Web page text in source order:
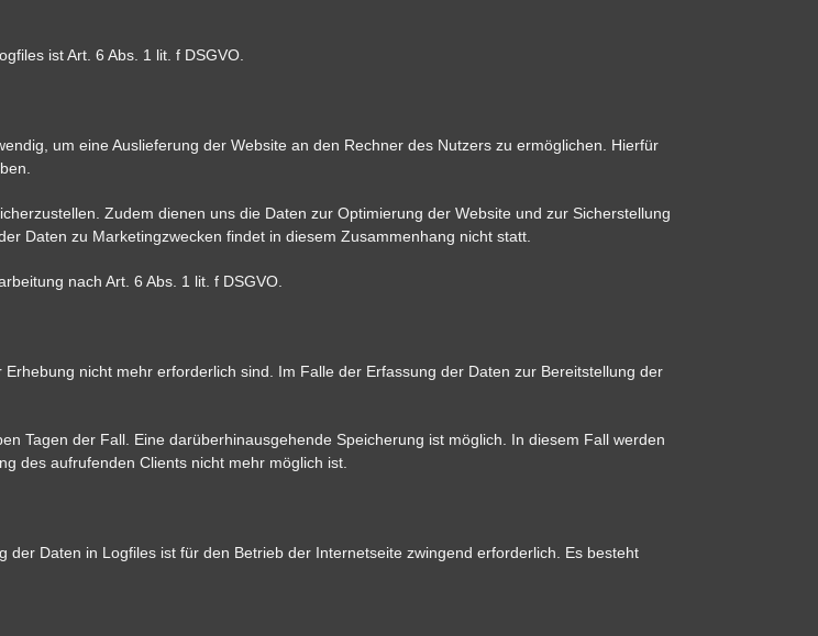
ist Art. 6 Abs. 1 lit. f DSGVO.
um eine Auslieferung der Website an den Rechner des Nutzers zu ermöglichen. Hierfür
Zudem dienen uns die Daten zur Optimierung der Website und zur Sicherstellung
Daten zu Marketingzwecken findet in diesem Zusammenhang nicht statt.
nach Art. 6 Abs. 1 lit. f DSGVO.
nicht mehr erforderlich sind. Im Falle der Erfassung der Daten zur Bereitstellung der
Tagen der Fall. Eine darüberhinausgehende Speicherung ist möglich. In diesem Fall werden
des aufrufenden Clients nicht mehr möglich ist.
Daten in Logfiles ist für den Betrieb der Internetseite zwingend erforderlich. Es besteht